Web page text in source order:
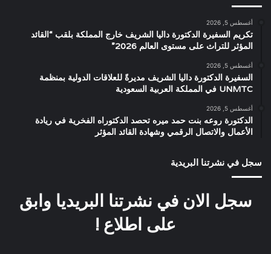
أغسطس 5, 2026
تكريم السفيرة الدكتورة داليا الشريف خارج المملكة بلقب “القائد
المؤثر للتراث على مستوى العالم 2026”
أغسطس 5, 2026
السفيرة الدكتورة داليا الشريف مديرةً للعلاقات الدولية بمنظمة
UNMTC في المملكة العربية السعودية
أغسطس 5, 2026
الدكتورة روعه بنت حمد ميره تحصد الدكتوراه الفخرية في ريادة
الأعمال والاتصال الرقمي وشهادة القائد المؤثر
سجل في نشرتنا البريدية
سجل الان في نشرتنا البريديا وابق
على اطلاع !